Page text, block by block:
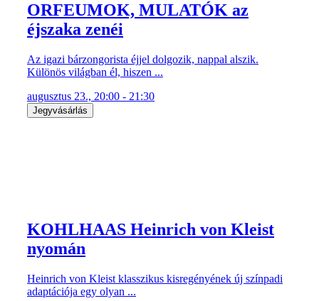
ORFEUMOK, MULATÓK az
éjszaka zenéi
Az igazi bárzongorista éjjel dolgozik, nappal alszik.
Különös világban él, hiszen ...
augusztus 23., 20:00 - 21:30
Jegyvásárlás
KOHLHAAS Heinrich von Kleist
nyomán
Heinrich von Kleist klasszikus kisregényének új színpadi
adaptációja egy olyan ...